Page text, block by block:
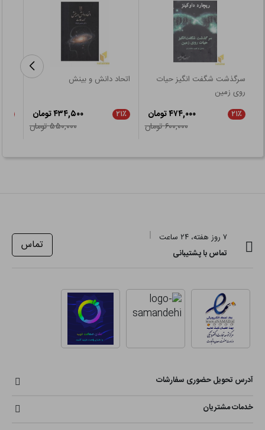
سرگذشت شگفت انگیز حیات
روی زمین
۲۱٪
۴۷۴,۰۰۰ تومان
۶۰۰,۰۰۰ تومان
اتحاد دانش و بینش
۲۱٪
۴۳۴,۵۰۰ تومان
۵۵۰,۰۰۰ تومان
۷ روز هفته، ۲۴ ساعت
تماس با پشتیبانی
تماس
آدرس تحویل حضوری سفارشات
خدمات مشتریان